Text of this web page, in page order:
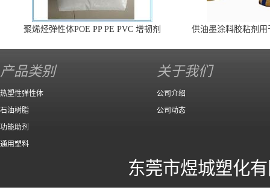
聚烯烃弹性体POE PP PE PVC 增韧剂
供油墨涂料胶粘剂
产品类别
热塑性弹性体
石油树脂
功能助剂
通用塑料
关于我们
公司介绍
公司动态
东莞市煜城塑化